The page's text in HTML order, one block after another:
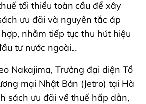
tối thiểu toàn cầu để xây
ưu đãi và nguyên tắc áp
nhằm tiếp tục thu hút hiệu
tư nước ngoài…
Nakajima, Trưởng đại diện Tổ
mại Nhật Bản (Jetro) tại Hà
sách ưu đãi về thuế hấp dẫn,